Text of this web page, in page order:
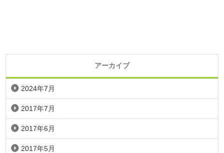
アーカイブ
2024年7月
2017年7月
2017年6月
2017年5月